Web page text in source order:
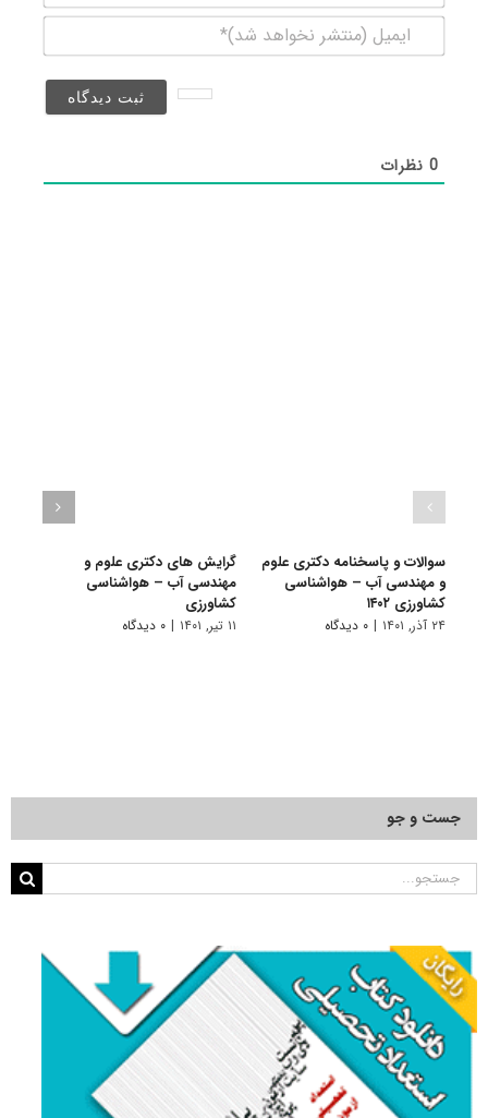
(منتشر
0نظرات
سوالات و پاسخنامه دکتری علوم
و مهندسی آب – هواشناسی
کشاورزی ۱۴۰۲
۲۴ آذر, ۱۴۰۱ | ۰ دیدگاه
گرایش های دکتری ﻋﻠﻮم و
ﻣﻬﻨﺪسی آب – ﻫﻮاﺷﻨﺎسی
ﻛﺸﺎورزی
۱۱ تیر, ۱۴۰۱ | ۰ دیدگاه
جست و جو
جستجو